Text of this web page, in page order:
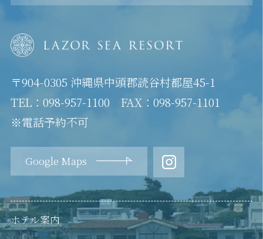
〒904-0305 沖縄県中頭郡読谷村都屋45-1
TEL：098-957-1100 FAX：098-957-1101
※電話予約不可
Google Maps
ホテル案内